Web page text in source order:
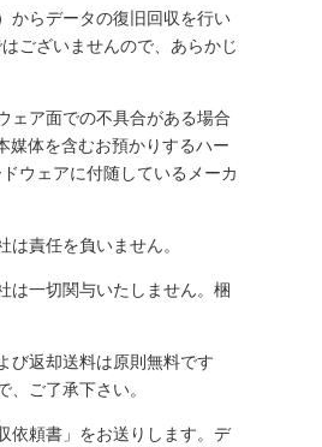
からデータの復旧回収を行い
ございませんので、あらかじ
ェア面での不具合がある場合
媒体を含むお預かりするハー
ウェアに付随しているメーカ
責任を負いません。
は一切関与いたしません。梱
び返却送料は原則無料です
ご了承下さい。
依頼書」をお送りします。デ